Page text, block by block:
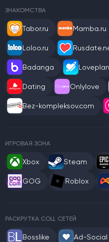
ЗНАКОМСТВА
Tabor.ru Mamba.ru
Loloo.ru
Badanga
Dating Onlylove
Bez-kompleksov.com
ИГРОВАЯ ЗОНА
Xbox Steam
GOG Roblox
РАСКРУТКА СОЦ. СЕТЕЙ
Bosslike Ad-Social